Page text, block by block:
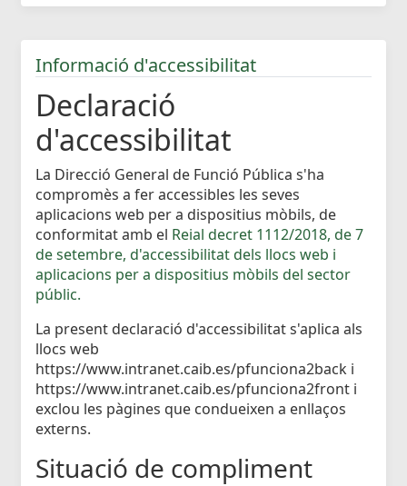
Informació d'accessibilitat
Declaració
d'accessibilitat
La Direcció General de Funció Pública s'ha
compromès a fer accessibles les seves
aplicacions web per a dispositius mòbils, de
conformitat amb el Reial decret 1112/2018, de 7
de setembre, d'accessibilitat dels llocs web i
aplicacions per a dispositius mòbils del sector
públic.
La present declaració d'accessibilitat s'aplica als
llocs web
https://www.intranet.caib.es/pfunciona2back i
https://www.intranet.caib.es/pfunciona2front i
exclou les pàgines que condueixen a enllaços
externs.
Situació de compliment